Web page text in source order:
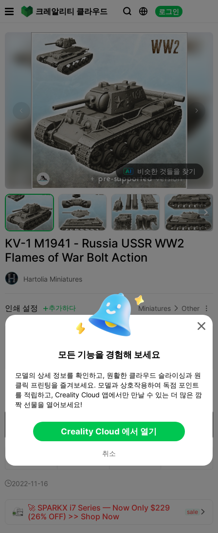
크레알리티 클라우드   로그인

비슷한 것들을 찾기

КV-1 M1941 - Russia USSR WW2
Flames of War Bolt Action
Hartolia Miniatures
인쇄 설정  추가하다 Miniatures  Other 
더 많은 포인트 획득
490 
구입
2022-11-16
🚀 SPARKX i7 Series — Now Only $229
(26% OFF) >> Shop Now
sale 

모든 기능을 경험해 보세요
모델의 상세 정보를 확인하고, 원활한 클라우드 슬라이싱과 원
클릭 프린팅을 즐겨보세요. 모델과 상호작용하여 독점 포인트
를 적립하고, Creality Cloud 앱에서만 만날 수 있는 더 많은 깜
짝 선물을 열어보세요!
Creality Cloud 에서 열기
취소